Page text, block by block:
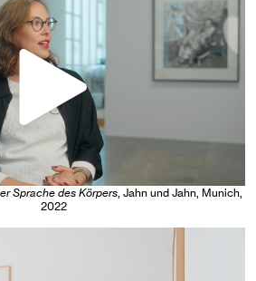
Sprache des Körpers, Jahn und Jahn, Munich,
2022